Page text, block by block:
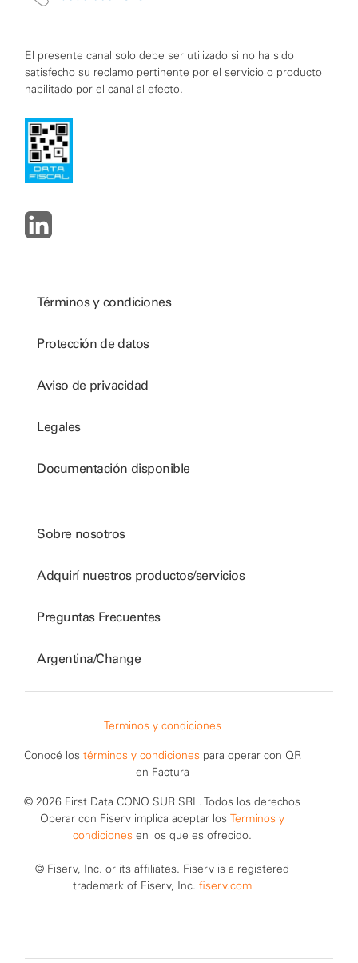
El presente canal solo debe ser utilizado si no ha sido
satisfecho su reclamo pertinente por el servicio o producto
habilitado por el canal al efecto.
Términos y condiciones
Protección de datos
Aviso de privacidad
Legales
Documentación disponible
Sobre nosotros
Adquirí nuestros productos/servicios
Preguntas Frecuentes
Argentina/Change
Terminos y condiciones
Conocé los términos y condicionespara operar con QR
en Factura
© 2026 First Data CONO SUR SRL. Todos los derechos
Operar con Fiserv implica aceptar losTerminos y
condiciones en los que es ofrecido.
© Fiserv, Inc. or its affiliates. Fiserv is a registered
trademark of Fiserv, Inc.fiserv.com